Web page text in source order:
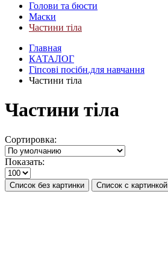
Голови та бюсти
Маски
Частини тіла
Главная
КАТАЛОГ
Гіпсові посібн.для навчання
Частини тіла
Частини тіла
Сортировка:
Показать:
Список без картинки Список с картинкой